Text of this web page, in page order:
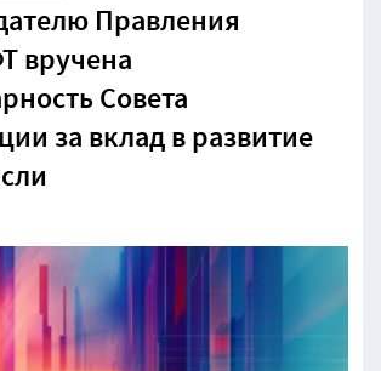
Правления
вручена
Совета
за вклад в развитие